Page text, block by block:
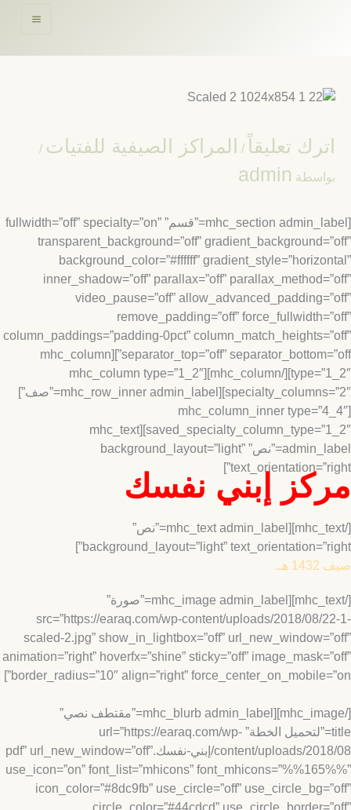
تعليقاً /المراكز الصيفية للفتيات /
admin
[mhc_section admin_label=”قسم” fullwidth=”off” specialty=”on”
transparent_background=”off”
background_color=”#ffffff”
inner_shadow=”off” parallax=”off”
video_pause=”off”
remove_padding=”off”
column_paddings=”padding-0pct”
separator_top=”off” separator_bottom=”off”][mhc_column
type=”1_2″][/mhc_column][mhc_column type=”1_2″
specialty_columns=”2″][mhc_row_inner admin_label=”صف”]
[mhc_column_inner
saved_specialty_column_type=”1_2″][mhc_text
admin_label=”نص” background_layout=”light”
إبني نفسك
[/mhc_text][mhc_text admin_label=”نص”
background_layout=”light”
هـ.
[/mhc_text][mhc_image admin_label=”صورة”
src=”https://earaq.com/wp-content/uploads/2018/08/
scaled-2.jpg” show_in_lightbox=”off”
animation=”right” hoverfx=”shine” sticky=”off”
border_radius=”10″ align=”right”
[/mhc_image][mhc_blurb admin_label=”مقتطف نصي”
title=”لتحميل الخطة” url=”https://earaq.com/wp-
content/uploads/2018/08/إبني-نفسك.pdf” url_new_window=”off”
use_icon=”on” font_list=”mhicons”
icon_color=”#8dc9fb” use_circle=”off”
circle_color=”#44cdcd”